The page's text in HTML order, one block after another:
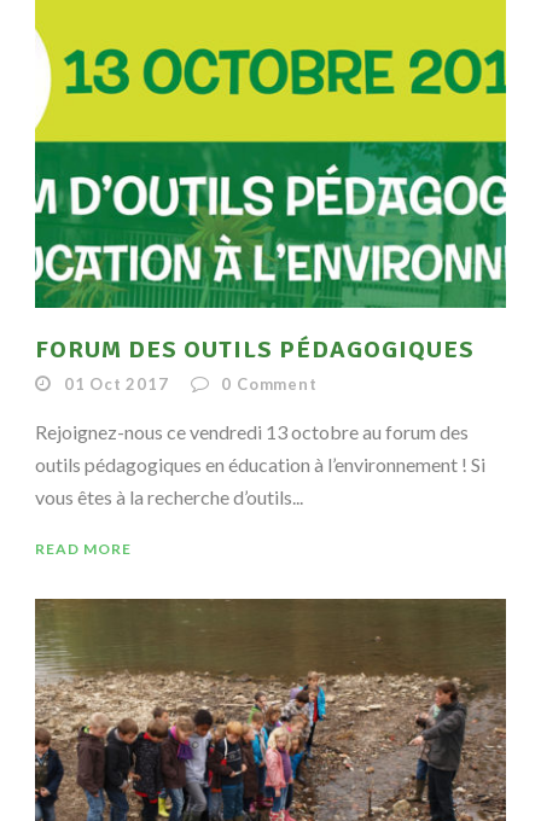
FORUM DES OUTILS PÉDAGOGIQUES
01 Oct 2017 0 Comment
Rejoignez-nous ce vendredi 13 octobre au forum des
outils pédagogiques en éducation à l’environnement ! Si
vous êtes à la recherche d’outils...
READ MORE